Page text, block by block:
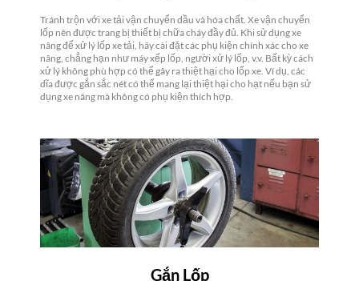
Tránh trộn với xe tải vận chuyển dầu và hóa chất. Xe vận chuyển
lốp nên được trang bị thiết bị chữa cháy đầy đủ. Khi sử dụng xe
nâng để xử lý lốp xe tải, hãy cài đặt các phụ kiện chính xác cho xe
nâng, chẳng hạn như máy xếp lốp, người xử lý lốp, v.v. Bất kỳ cách
xử lý không phù hợp có thể gây ra thiệt hại cho lốp xe. Ví dụ, các
dĩa được gắn sắc nét có thể mang lại thiệt hại cho hạt nếu bạn sử
dụng xe nâng mà không có phụ kiện thích hợp.
Gắn Lốp